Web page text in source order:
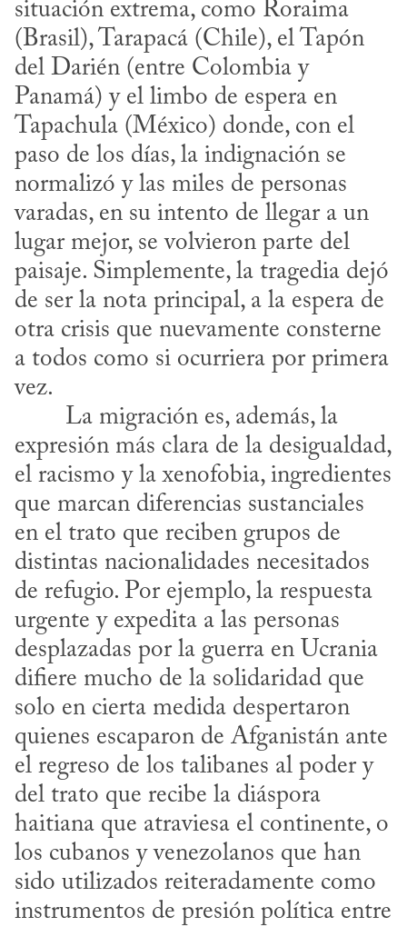
situación extrema, como Roraima
(Brasil), Tarapacá (Chile), el Tapón
del Darién (entre Colombia y
Panamá) y el limbo de espera en
Tapachula (México) donde, con el
paso de los días, la indignación se
normalizó y las miles de personas
varadas, en su intento de llegar a un
lugar mejor, se volvieron parte del
paisaje. Simplemente, la tragedia dejó
de ser la nota principal, a la espera de
otra crisis que nuevamente consterne
a todos como si ocurriera por primera
vez.
expresión más clara de la desigualdad,
el racismo y la xenofobia, ingredientes
que marcan diferencias sustanciales
en el trato que reciben grupos de
distintas nacionalidades necesitados
de refugio. Por ejemplo, la respuesta
urgente y expedita a las personas
desplazadas por la guerra en Ucrania
difiere mucho de la solidaridad que
solo en cierta medida despertaron
quienes escaparon de Afganistán ante
el regreso de los talibanes al poder y
del trato que recibe la diáspora
haitiana que atraviesa el continente, o
los cubanos y venezolanos que han
sido utilizados reiteradamente como
instrumentos de presión política entre